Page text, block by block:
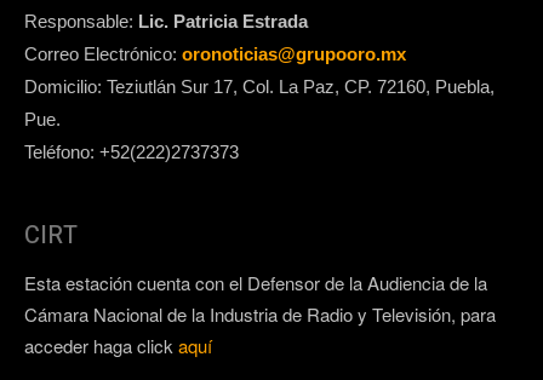
Responsable: Lic. Patricia Estrada
Correo Electrónico: oronoticias@grupooro.mx
Domicilio: Teziutlán Sur 17, Col. La Paz, CP. 72160, Puebla,
Pue.
Teléfono: +52(222)2737373
CIRT
Esta estación cuenta con el Defensor de la Audiencia de la
Cámara Nacional de la Industria de Radio y Televisión, para
acceder haga click aquí